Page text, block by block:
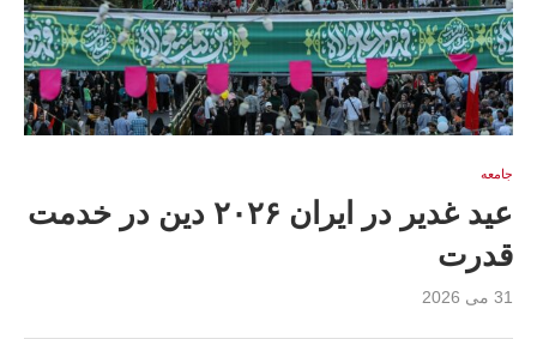
جامعه
عید غدیر در ایران ۲۰۲۶ دین در خدمت
قدرت
31 می 2026